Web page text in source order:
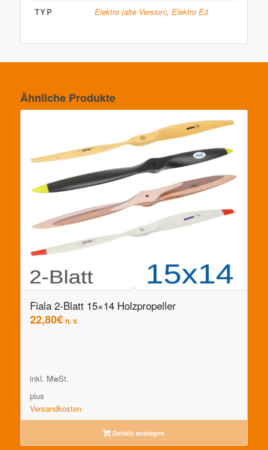
TYP
Elektro (alte Version), Elektro E3
Ähnliche Produkte
Fiala 2-Blatt 15×14 Holzpropeller
22,80€ n. v.
inkl. MwSt.
plus
Versandkosten
Details anzeigen